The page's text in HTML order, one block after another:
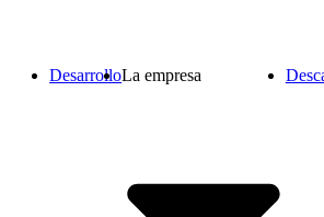
DesarrolloLa empresa